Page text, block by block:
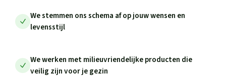
We stemmen ons schema af op jouw wensen en
levensstijl
We werken met milieuvriendelijke producten die
veilig zijn voor je gezin